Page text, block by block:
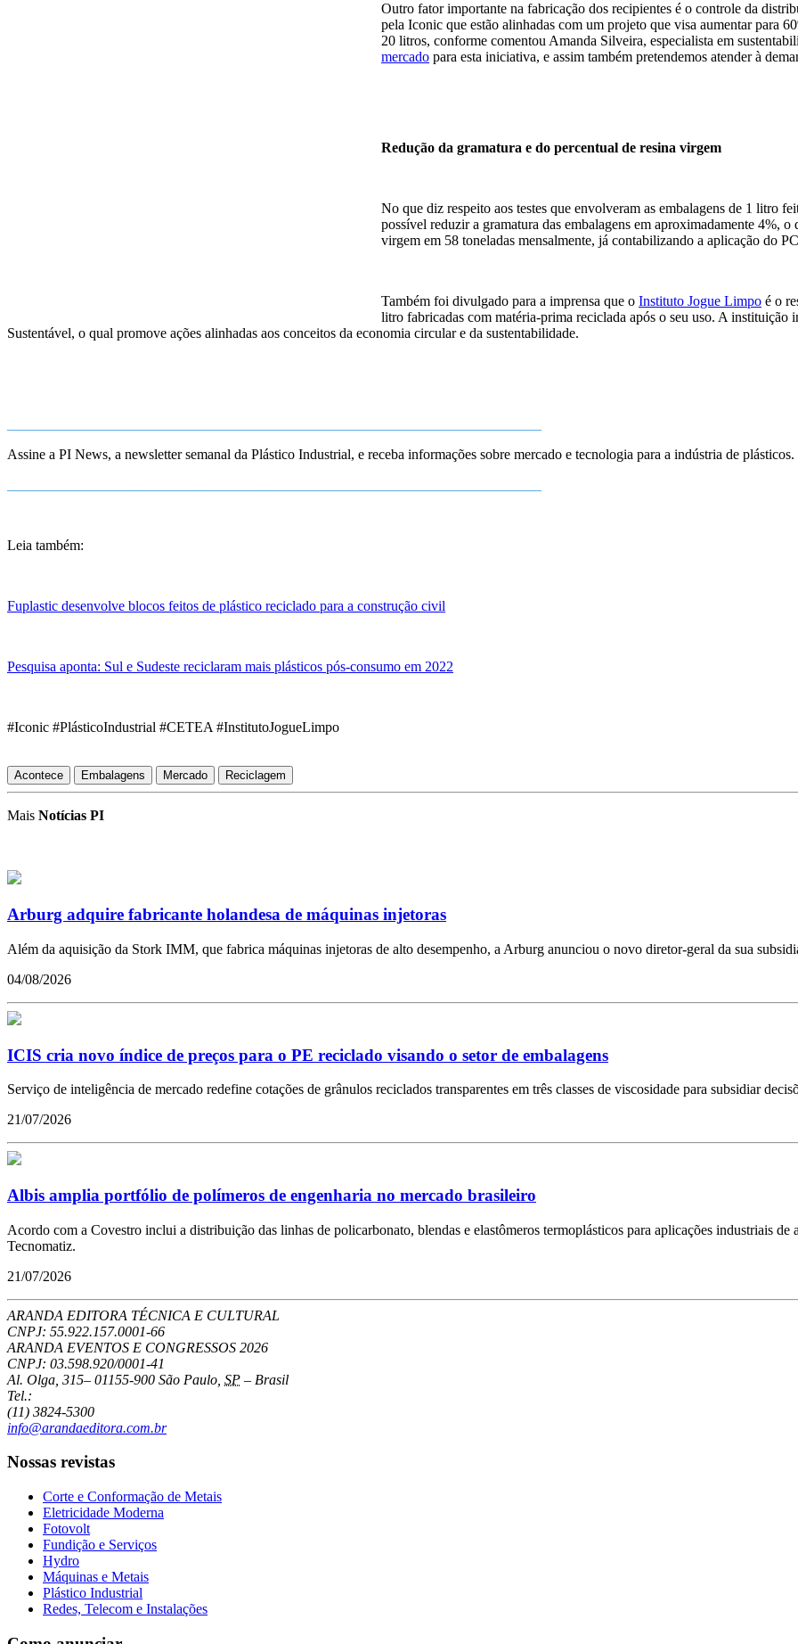
Outro fator importante na fabricação dos recipientes é o controle da
pela Iconic que estão alinhadas com um projeto que visa aumentar para
20 litros, conforme comentou Amanda Silveira, especialista em
mercado para esta iniciativa, e assim também pretendemos atender à
Redução da gramatura e do percentual de resina virgem
No que diz respeito aos testes que envolveram as embalagens de 1 litro
possível reduzir a gramatura das embalagens em aproximadamente 4%,
virgem em 58 toneladas mensalmente, já contabilizando a aplicação do
Também foi divulgado para a imprensa que o Instituto Jogue Limpo é o
litro fabricadas com matéria-prima reciclada após o seu uso. A
Sustentável, o qual promove ações alinhadas aos conceitos da economia circular e da sustentabilidade.
Assine a PI News, a newsletter semanal da Plástico Industrial, e receba informações sobre mercado e tecnologia para a indústria de plásticos.
Leia também:
Fuplastic desenvolve blocos feitos de plástico reciclado para a construção civil
Pesquisa aponta: Sul e Sudeste reciclaram mais plásticos pós-consumo em 2022
#Iconic #PlásticoIndustrial #CETEA #InstitutoJogueLimpo
Acontece Embalagens Mercado Reciclagem
Mais Notícias PI
Arburg adquire fabricante holandesa de máquinas injetoras
Além da aquisição da Stork IMM, que fabrica máquinas injetoras de alto desempenho, a Arburg anunciou o novo diretor-geral da sua
04/08/2026
ICIS cria novo índice de preços para o PE reciclado visando o setor de embalagens
Serviço de inteligência de mercado redefine cotações de grânulos reciclados transparentes em três classes de viscosidade para subsidiar
21/07/2026
Albis amplia portfólio de polímeros de engenharia no mercado brasileiro
Acordo com a Covestro inclui a distribuição das linhas de policarbonato, blendas e elastômeros termoplásticos para aplicações industriais
Tecnomatiz.
21/07/2026
ARANDA EDITORA TÉCNICA E CULTURAL
CNPJ: 55.922.157.0001-66
ARANDA EVENTOS E CONGRESSOS 2026
CNPJ: 03.598.920/0001-41
Al. Olga, 315– 01155-900 São Paulo SP – Brasil
Tel.:
(11) 3824-5300
info@arandaeditora.com.br
Nossas revistas
Corte e Conformação de Metais
Eletricidade Moderna
Fotovolt
Fundição e Serviços
Hydro
Máquinas e Metais
Plástico Industrial
Redes, Telecom e Instalações